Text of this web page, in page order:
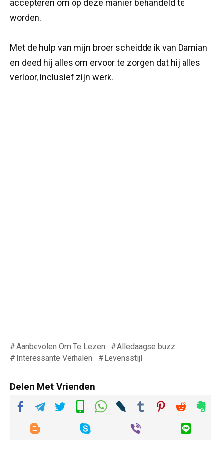
accepteren om op deze manier behandeld te
worden.
Met de hulp van mijn broer scheidde ik van Damian
en deed hij alles om ervoor te zorgen dat hij alles
verloor, inclusief zijn werk.
Aanbevolen Om Te Lezen
Alledaagse buzz
Interessante Verhalen
Levensstijl
Delen Met Vrienden